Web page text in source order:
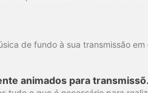
Como criar